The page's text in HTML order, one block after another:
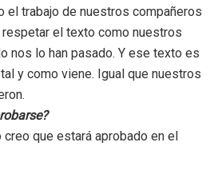
el trabajo de nuestros compañeros
respetar el texto como nuestros
nos lo han pasado. Y ese texto es
y como viene. Igual que nuestros
que estará aprobado en el